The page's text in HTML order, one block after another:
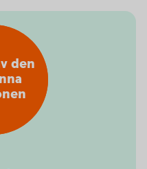
den